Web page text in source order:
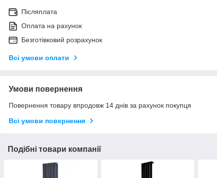
Післяплата
Оплата на рахунок
Безготівковий розрахунок
Всі умови оплати
Умови повернення
Повернення товару впродовж 14 днів за рахунок покупця
Всі умови повернення
Подібні товари компанії